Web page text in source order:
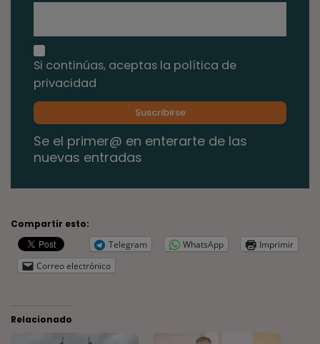
Si continúas, aceptas la política de
privacidad
Se el primer@ en enterarte de las
nuevas entradas
Compartir esto:
Telegram
WhatsApp
Imprimir
Correo electrónico
Relacionado